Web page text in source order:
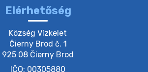
Elérhetőség
Község Vízkelet
Čierny Brod č. 1
925 08 Čierny Brod
IČO: 00305880